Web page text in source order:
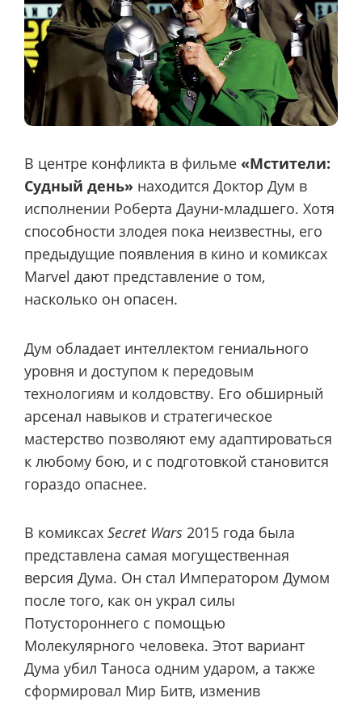
В центре конфликта в фильме «Мстители:
Судный день» находится Доктор Дум в
исполнении Роберта Дауни-младшего. Хотя
способности злодея пока неизвестны, его
предыдущие появления в кино и комиксах
Marvel дают представление о том,
насколько он опасен.
Дум обладает интеллектом гениального
уровня и доступом к передовым
технологиям и колдовству. Его обширный
арсенал навыков и стратегическое
мастерство позволяют ему адаптироваться
к любому бою, и с подготовкой становится
гораздо опаснее.
В комиксах Secret Wars 2015 года была
представлена самая могущественная
версия Дума. Он стал Императором Думом
после того, как он украл силы
Потустороннего с помощью
Молекулярного человека. Этот вариант
Дума убил Таноса одним ударом, а также
сформировал Мир Битв, изменив